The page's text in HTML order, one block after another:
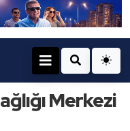
Merkezi